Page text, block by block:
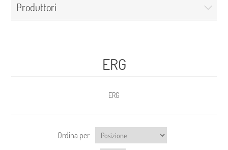
Produttori
ERG
ERG
Ordina per